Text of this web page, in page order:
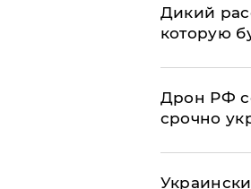
Дикий
которую
​Дрон РФ
срочно